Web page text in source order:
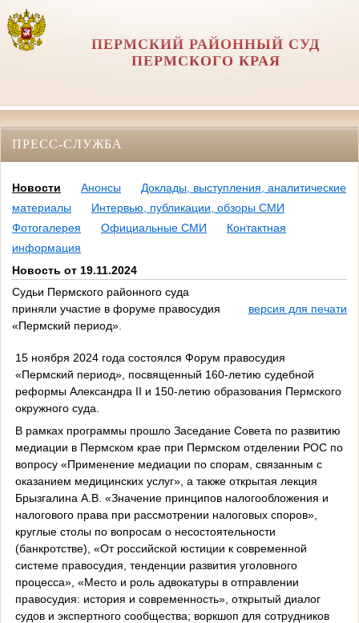
ПЕРМСКИЙ РАЙОННЫЙ СУД
ПЕРМСКОГО КРАЯ
ПРЕСС-СЛУЖБА
Новости Анонсы
Доклады, выступления, аналитические
материалы
Интервью, публикации, обзоры СМИ
Фотогалерея
Официальные СМИ
Контактная
информация
Новость от 19.11.2024
Судьи Пермского районного суда
приняли участие в форуме правосудия
«Пермский период».
версия для печати
15 ноября 2024 года состоялся Форум правосудия
«Пермский период», посвященный 160-летию судебной
реформы Александра II и 150-летию образования Пермского
окружного суда.
В рамках программы прошло Заседание Совета по развитию
медиации в Пермском крае при Пермском отделении РОС по
вопросу «Применение медиации по спорам, связанным с
оказанием медицинских услуг», а также открытая лекция
Брызгалина А.В. «Значение принципов налогообложения и
налогового права при рассмотрении налоговых споров»,
круглые столы по вопросам о несостоятельности
(банкротстве), «От российской юстиции к современной
системе правосудия, тенденции развития уголовного
процесса», «Место и роль адвокатуры в отправлении
правосудия: история и современность», открытый диалог
судов и экспертного сообщества; воркшоп для сотрудников